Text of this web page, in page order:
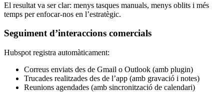
El resultat va serclar: menys tasques manuals, menys oblits i més
temps per enfocar-nos en l’estratègic.
Seguiment d’interaccions comercials
Hubspot registra automàticament:
Correus enviats des de Gmail o Outlook (amb plugin)
Trucades realitzades des de l’app (amb gravació i notes)
Reunions agendades (amb sincronització de calendari)